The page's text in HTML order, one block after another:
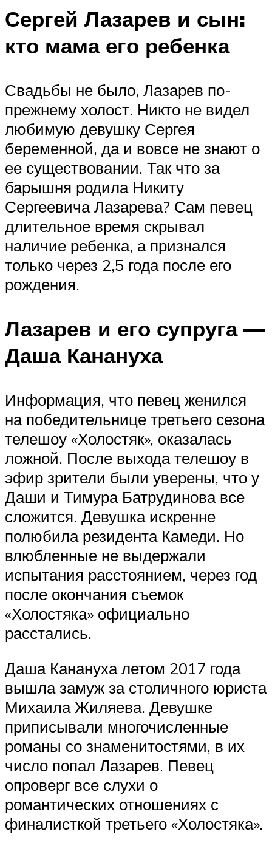
Сергей Лазарев и сын:
кто мама его ребенка
Свадьбы не было, Лазарев по-
прежнему холост. Никто не видел
любимую девушку Сергея
беременной, да и вовсе не знают о
ее существовании. Так что за
барышня родила Никиту
Сергеевича Лазарева? Сам певец
длительное время скрывал
наличие ребенка, а признался
только через 2,5 года после его
рождения.
Лазарев и его супруга —
Даша Канануха
Информация, что певец женился
на победительнице третьего сезона
телешоу «Холостяк», оказалась
ложной. После выхода телешоу в
эфир зрители были уверены, что у
Даши и Тимура Батрудинова все
сложится. Девушка искренне
полюбила резидента Камеди. Но
влюбленные не выдержали
испытания расстоянием, через год
после окончания съемок
«Холостяка» официально
расстались.
Даша Канануха летом 2017 года
вышла замуж за столичного юриста
Михаила Жиляева. Девушке
приписывали многочисленные
романы со знаменитостями, в их
число попал Лазарев. Певец
опроверг все слухи о
романтических отношениях с
финалисткой третьего «Холостяка».